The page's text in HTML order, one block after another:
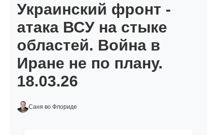
Украинский фронт -
атака ВСУ на стыке
областей. Война в
Иране не по плану.
18.03.26
Саня во Флориде